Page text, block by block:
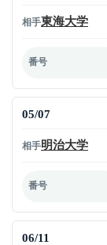
相手東海大学
番号
05/07
相手明治大学
番号
06/11